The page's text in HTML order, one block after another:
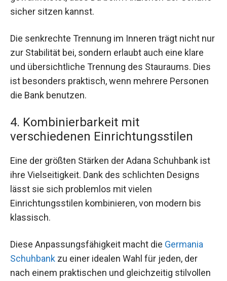
sicher sitzen kannst.
Die senkrechte Trennung im Inneren trägt nicht nur
zur Stabilität bei, sondern erlaubt auch eine klare
und übersichtliche Trennung des Stauraums. Dies
ist besonders praktisch, wenn mehrere Personen
die Bank benutzen.
4. Kombinierbarkeit mit
verschiedenen Einrichtungsstilen
Eine der größten Stärken der Adana Schuhbank ist
ihre Vielseitigkeit. Dank des schlichten Designs
lässt sie sich problemlos mit vielen
Einrichtungsstilen kombinieren, von modern bis
klassisch.
Diese Anpassungsfähigkeit macht die Germania
Schuhbank zu einer idealen Wahl für jeden, der
nach einem praktischen und gleichzeitig stilvollen